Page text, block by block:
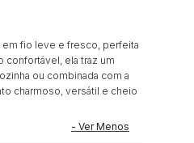
em fio leve e fresco, perfeita
confortável, ela traz um
ou combinada com a
charmoso, versátil e cheio